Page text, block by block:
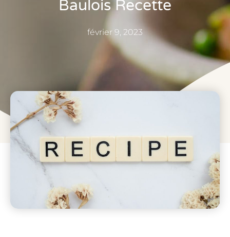
Baulois Recette
février 9, 2023